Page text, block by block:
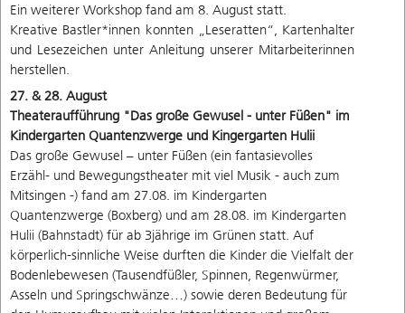
Ein weiterer Workshop fand am 8. August statt.
Kreative Bastler*innen konnten „Leseratten“, Kartenhalter
und Lesezeichen unter Anleitung unserer Mitarbeiterinnen
herstellen.
27. & 28. August
Theateraufführung "Das große Gewusel - unter Füßen" im
Kindergarten Quantenzwerge und Kingergarten Hulii
Das große Gewusel – unter Füßen (ein fantasievolles
Erzähl- und Bewegungstheater mit viel Musik - auch zum
Mitsingen -) fand am 27.08. im Kindergarten
Quantenzwerge (Boxberg) und am 28.08. im Kindergarten
Hulii (Bahnstadt) für ab 3jährige im Grünen statt. Auf
körperlich-sinnliche Weise durften die Kinder die Vielfalt der
Bodenlebewesen (Tausendfüßler, Spinnen, Regenwürmer,
Asseln und Springschwänze…) sowie deren Bedeutung für